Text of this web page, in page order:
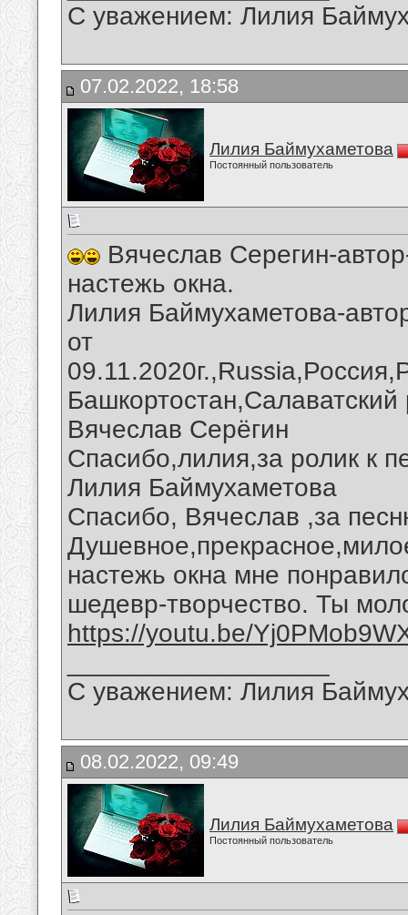
С уважением: Лилия
07.02.2022, 18:58
Лилия Баймухаметова
Постоянный пользователь
Вячеслав Серегин-
настежь окна.
Лилия Баймухаметова-
от
Вячеслав Серёгин
Спасибо,лилия,за ролик к
Лилия Баймухаметова
Спасибо, Вячеслав ,за
настежь окна мне
шедевр-творчество. Ты
https://youtu.be/
С уважением: Лилия
08.02.2022, 09:49
Лилия Баймухаметова
Постоянный пользователь